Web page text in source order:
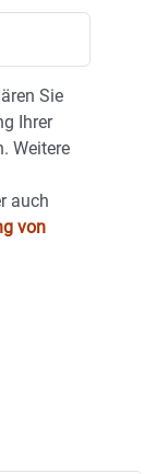
Sie
Ihrer
Weitere
auch
von